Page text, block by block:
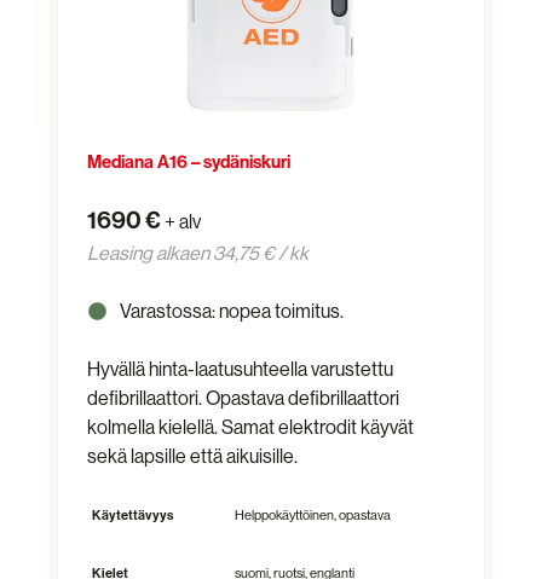
Mediana A16 – sydäniskuri
1690 €+ alv
Leasing alkaen 34,75 € / kk
Varastossa: nopea toimitus.
Hyvällä hinta-laatusuhteella varustettu
defibrillaattori. Opastava defibrillaattori
kolmella kielellä. Samat elektrodit käyvät
sekä lapsille että aikuisille.
Käytettävyys Helppokäyttöinen, opastava
Kielet
suomi, ruotsi, englanti